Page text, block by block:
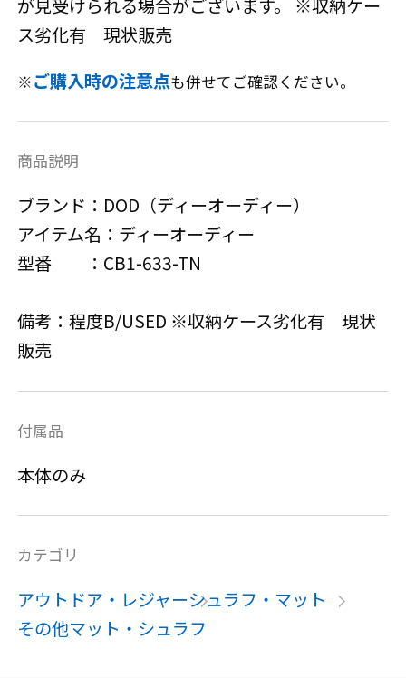
が見受けられる場合がございます。 ※収納ケー
ス劣化有 現状販売
※ご購入時の注意点も併せてご確認ください。
商品説明
ブランド：DOD（ディーオーディー）
アイテム名：ディーオーディー
型番 ：CB1-633-TN
備考：程度B/USED ※収納ケース劣化有 現状
販売
付属品
本体のみ
カテゴリ
アウトドア・レジャーシュラフ・マット
その他マット・シュラフ